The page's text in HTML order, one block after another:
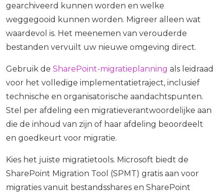
gearchiveerd kunnen worden en welke
weggegooid kunnen worden. Migreer alleen wat
waardevol is. Het meenemen van verouderde
bestanden vervuilt uw nieuwe omgeving direct.
Gebruik de SharePoint-migratieplanning als leidraad
voor het volledige implementatietraject, inclusief
technische en organisatorische aandachtspunten.
Stel per afdeling een migratieverantwoordelijke aan
die de inhoud van zijn of haar afdeling beoordeelt
en goedkeurt voor migratie.
Kies het juiste migratietools. Microsoft biedt de
SharePoint Migration Tool (SPMT) gratis aan voor
migraties vanuit bestandsshares en SharePoint